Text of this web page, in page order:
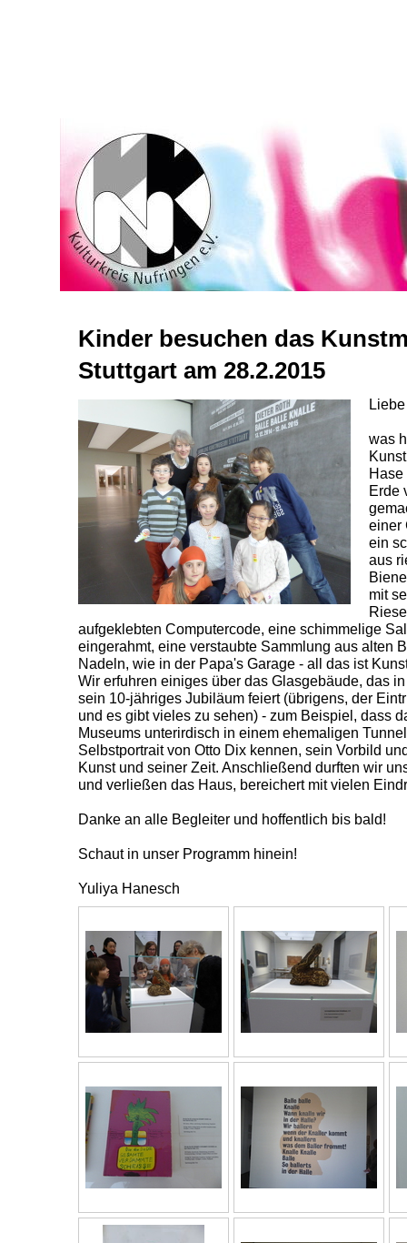
Kinder besuchen das
Stuttgart am 28.2.2015
was
Hase
Erde
einer
ein
aus
mit
aufgeklebten Computercode, eine schimmelige
eingerahmt, eine verstaubte Sammlung aus alten
Nadeln, wie in der Papa's Garage - all das ist
Wir erfuhren einiges über das Glasgebäude, das
sein 10-jähriges Jubiläum feiert (übrigens, der
und es gibt vieles zu sehen) - zum Beispiel, dass
Museums unterirdisch in einem ehemaligen
Selbstportrait von Otto Dix kennen, sein Vorbild
Kunst und seiner Zeit. Anschließend durften wir
und verließen das Haus, bereichert mit vielen
Danke an alle Begleiter und hoffentlich bis bald!
Schaut in unser Programm hinein!
Yuliya Hanesch